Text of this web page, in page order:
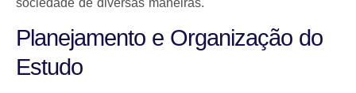
Planejamento e Organização do
Estudo